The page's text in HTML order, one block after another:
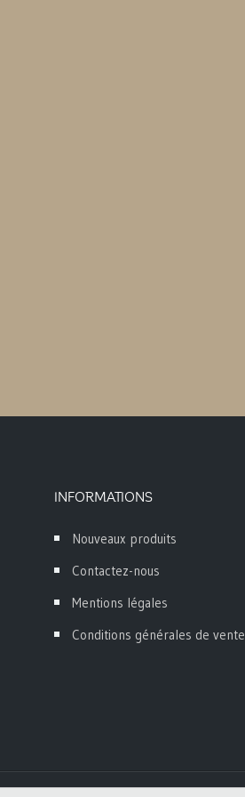
INFORMATIONS
Nouveaux produits
Contactez-nous
Mentions légales
Conditions générales de vente